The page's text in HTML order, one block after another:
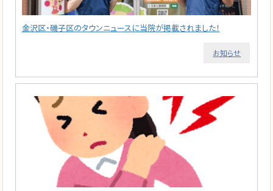
金沢区・磯子区のタウンニュースに当院が掲載されました！
お知らせ